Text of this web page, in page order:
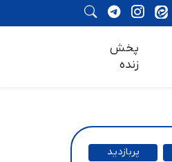
پخش
زنده
پربازدید